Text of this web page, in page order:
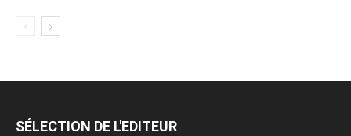
SÉLECTION DE L'EDITEUR